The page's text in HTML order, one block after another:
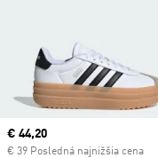
Current price
€ 44,20
€ 39 Posledná najnižšia cena